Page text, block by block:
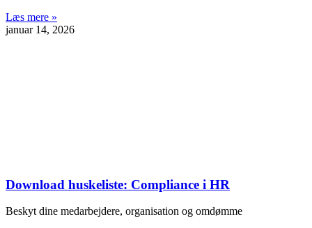
Læs mere »
januar 14, 2026
Download huskeliste: Compliance i HR
Beskyt dine medarbejdere, organisation og omdømme